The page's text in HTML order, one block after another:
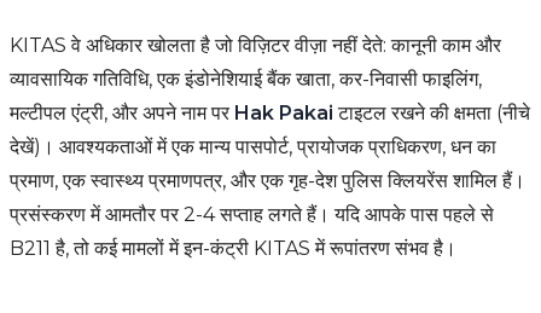
KITAS वे अधिकार खोलता है जो विज़िटर वीज़ा नहीं देते: कानूनी काम और
व्यावसायिक गतिविधि, एक इंडोनेशियाई बैंक खाता, कर-निवासी फाइलिंग,
मल्टीपल एंट्री, और अपने नाम पर Hak Pakai टाइटल रखने की क्षमता (नीचे
देखें)। आवश्यकताओं में एक मान्य पासपोर्ट, प्रायोजक प्राधिकरण, धन का
प्रमाण, एक स्वास्थ्य प्रमाणपत्र, और एक गृह-देश पुलिस क्लियरेंस शामिल हैं।
प्रसंस्करण में आमतौर पर 2-4 सप्ताह लगते हैं। यदि आपके पास पहले से
B211 है, तो कई मामलों में इन-कंट्री KITAS में रूपांतरण संभव है।